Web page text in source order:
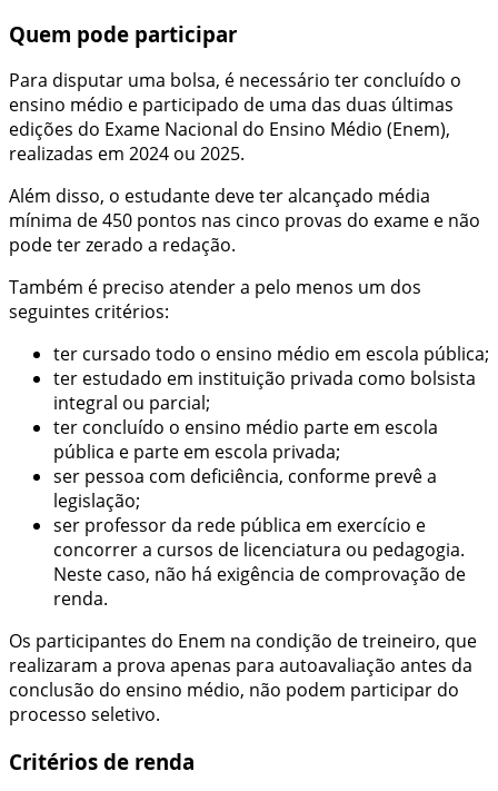
Quem pode participar
Para disputar uma bolsa, é necessário ter concluído o
ensino médio e participado de uma das duas últimas
edições do Exame Nacional do Ensino Médio (Enem),
realizadas em 2024 ou 2025.
Além disso, o estudante deve ter alcançado média
mínima de 450 pontos nas cinco provas do exame e não
pode ter zerado a redação.
Também é preciso atender a pelo menos um dos
seguintes critérios:
ter cursado todo o ensino médio em escola pública;
ter estudado em instituição privada como bolsista
integral ou parcial;
ter concluído o ensino médio parte em escola
pública e parte em escola privada;
ser pessoa com deficiência, conforme prevê a
legislação;
ser professor da rede pública em exercício e
concorrer a cursos de licenciatura ou pedagogia.
Neste caso, não há exigência de comprovação de
renda.
Os participantes do Enem na condição de treineiro, que
realizaram a prova apenas para autoavaliação antes da
conclusão do ensino médio, não podem participar do
processo seletivo.
Critérios de renda